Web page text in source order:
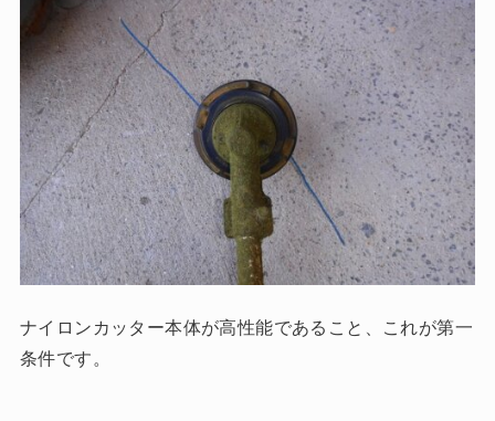
ナイロンカッター本体が高性能であること、これが第一
条件です。